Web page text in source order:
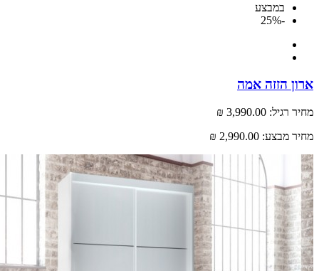
במבצע
הזזה אמה
רגיל: 3,990.00 ₪
מבצע: 2,990.00 ₪